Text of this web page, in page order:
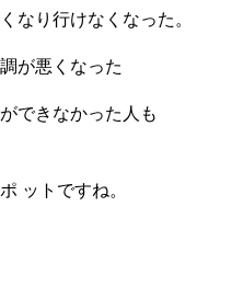
なり行けなくなった。
が悪くなった
できなかった人も
ットですね。